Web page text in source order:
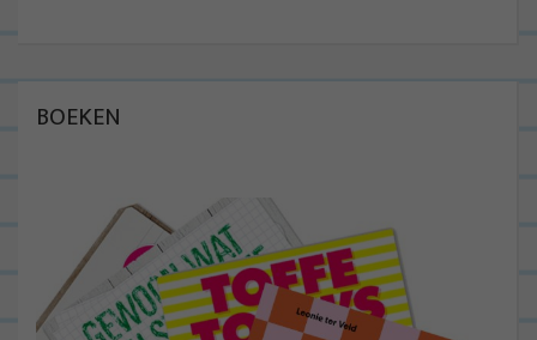
BOEKEN